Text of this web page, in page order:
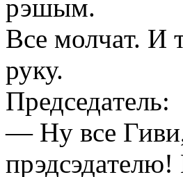
рэшым.
Все молчaт. И
руку.
Председaтель:
— Ну все
прэдсэдaтелю!